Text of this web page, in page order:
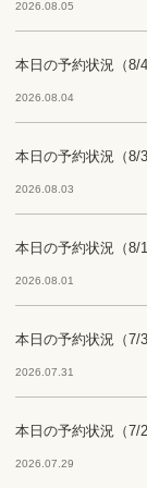
2026.08.05
本日の予約状況（8/4
2026.08.04
本日の予約状況（8/3
2026.08.03
本日の予約状況（8/1
2026.08.01
本日の予約状況（7/
2026.07.31
本日の予約状況（7/
2026.07.29